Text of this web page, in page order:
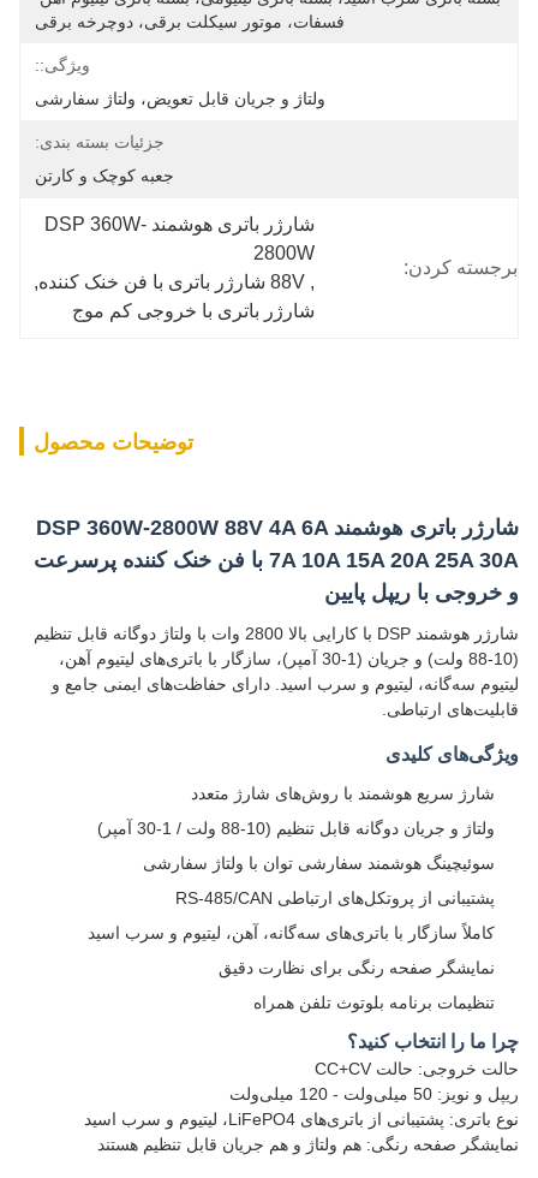
فسفات، موتور سیکلت برقی، دوچرخه برقی
ویژگی::
ولتاژ و جریان قابل تعویض، ولتاژ سفارشی
جزئیات بسته بندی:
جعبه کوچک و کارتن
برجسته کردن:
شارژر باتری هوشمند DSP 360W-
2800W
, 88V شارژر باتری با فن خنک کننده
,
شارژر باتری با خروجی کم موج
توضیحات محصول
شارژر باتری هوشمند DSP 360W-2800W 88V 4A 6A
7A 10A 15A 20A 25A 30A با فن خنک کننده پرسرعت
و خروجی با ریپل پایین
شارژر هوشمند DSP با کارایی بالا 2800 وات با ولتاژ دوگانه قابل تنظیم
(10-88 ولت) و جریان (1-30 آمپر)، سازگار با باتری‌های لیتیوم آهن،
لیتیوم سه‌گانه، لیتیوم و سرب اسید. دارای حفاظت‌های ایمنی جامع و
قابلیت‌های ارتباطی.
ویژگی‌های کلیدی
شارژ سریع هوشمند با روش‌های شارژ متعدد
ولتاژ و جریان دوگانه قابل تنظیم (10-88 ولت / 1-30 آمپر)
سوئیچینگ هوشمند سفارشی توان با ولتاژ سفارشی
پشتیبانی از پروتکل‌های ارتباطی RS-485/CAN
کاملاً سازگار با باتری‌های سه‌گانه، آهن، لیتیوم و سرب اسید
نمایشگر صفحه رنگی برای نظارت دقیق
تنظیمات برنامه بلوتوث تلفن همراه
چرا ما را انتخاب کنید؟
حالت خروجی: حالت CC+CV
ریپل و نویز: 50 میلی‌ولت - 120 میلی‌ولت
نوع باتری: پشتیبانی از باتری‌های LiFePO4، لیتیوم و سرب اسید
نمایشگر صفحه رنگی: هم ولتاژ و هم جریان قابل تنظیم هستند